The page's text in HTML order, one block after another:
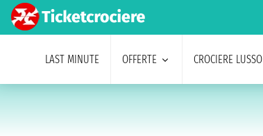
LAST MINUTE OFFERTE CROCIERE LUSSO